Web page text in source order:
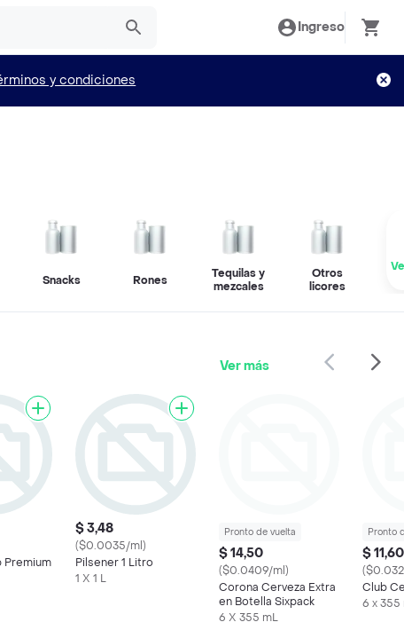
Ingreso
y condiciones
Snacks Rones
Tequilas y
mezcales
Otros
licores
Ver más
Premium
$ 3,48
($0.0035/ml)
Pilsener 1 Litro
1 X 1 L
Pronto de vuelta
$ 14,50
($0.0409/ml)
Corona Cerveza Extra
en Botella Sixpack
6 X 355 mL
Pronto
$ 11,60
Club
6 x 355